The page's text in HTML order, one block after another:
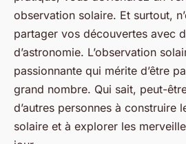
observation solaire. Et surtout,
partager vos découvertes avec
d’astronomie. L’observation
passionnante qui mérite d’être
grand nombre. Qui sait, peut-
d’autres personnes à construire
solaire et à explorer les